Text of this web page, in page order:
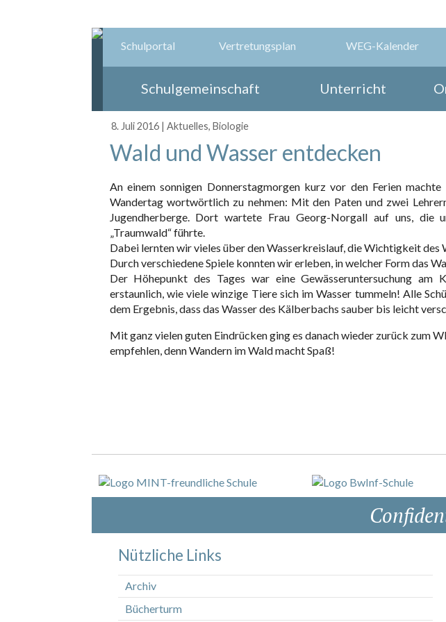
Schulportal Vertretungsplan WEG-Kalender
Schulgemeinschaft Unterricht
8. Juli 2016 |Aktuelles,Biologie
Wald und Wasser entdecken
An einem sonnigen Donnerstagmorgen kurz vor den Ferien
Wandertag wortwörtlich zu nehmen: Mit den Paten und zwei
Jugendherberge. Dort wartete Frau Georg-Norgall auf uns, die
„Traumwald“ führte.
Dabei lernten wir vieles über den Wasserkreislauf, die Wichtigkeit des
Durch verschiedene Spiele konnten wir erleben, in welcher Form das
Der Höhepunkt des Tages war eine Gewässeruntersuchung am
erstaunlich, wie viele winzige Tiere sich im Wasser tummeln! Alle
dem Ergebnis, dass das Wasser des Kälberbachs sauber bis leicht
Mit ganz vielen guten Eindrücken ging es danach wieder zurück zum
empfehlen, denn Wandern im Wald macht Spaß!
Nützliche Links
Archiv
Bücherturm